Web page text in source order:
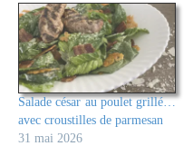
Salade césar au poulet grillé…
avec croustilles de parmesan
31 mai 2026